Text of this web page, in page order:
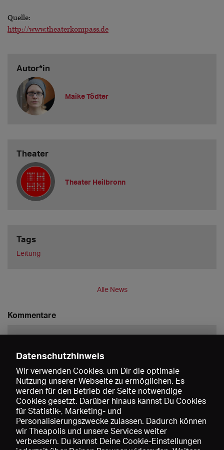
Quelle:
http://www.theaterkompass.de
Autor*in
Maike Tödter
Theater
Theater Heilbronn
Tags
Leitung
Alle News
Kommentare
Speichern
Datenschutzhinweis
Wir verwenden Cookies, um Dir die optimale
Nutzung unserer Webseite zu ermöglichen. Es
werden für den Betrieb der Seite notwendige
Cookies gesetzt. Darüber hinaus kannst Du Cookies
für Statistik-, Marketing- und
Personalisierungszwecke zulassen. Dadurch können
wir Theapolis und unsere Services weiter
verbessern. Du kannst Deine Cookie-Einstellungen